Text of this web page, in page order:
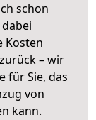
schon
Kosten
– wir
für Sie, das
von
kann.